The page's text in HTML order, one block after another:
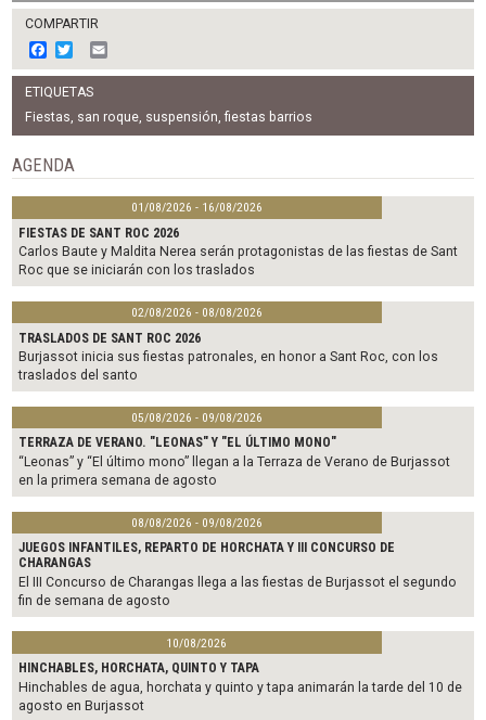
COMPARTIR
F
a
c
e
b
o
o
k
w
i
t
t
e
m
l
ETIQUETAS
Fiestas, san roque, suspensión,fiestas barrios
AGENDA
01/08/2026 - 16/08/2026
FIESTAS DE SANT ROC 2026
Carlos Baute y Maldita Nerea serán protagonistas de las fiestas de Sant
Roc que se iniciarán con los traslados
02/08/2026 - 08/08/2026
TRASLADOS DE SANT ROC 2026
Burjassot inicia sus fiestas patronales, en honor a Sant Roc, con los
traslados del santo
05/08/2026 - 09/08/2026
TERRAZA DE VERANO. "LEONAS" Y "EL ÚLTIMO MONO"
“Leonas” y “El último mono” llegan a la Terraza de Verano de Burjassot
en la primera semana de agosto
08/08/2026 - 09/08/2026
JUEGOS INFANTILES, REPARTO DE HORCHATA Y III CONCURSO DE
CHARANGAS
El III Concurso de Charangas llega a las fiestas de Burjassot el segundo
fin de semana de agosto
10/08/2026
HINCHABLES, HORCHATA, QUINTO Y TAPA
Hinchables de agua, horchata y quinto y tapa animarán la tarde del 10 de
agosto en Burjassot